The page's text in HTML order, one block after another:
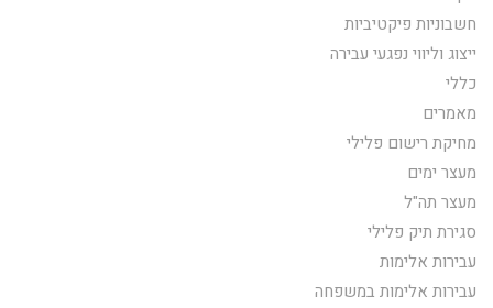
חשבוניות פיקטיביות
ייצוג וליווי נפגעי עבירה
כללי
מאמרים
מחיקת רישום פלילי
מעצר ימים
מעצר תה"ל
סגירת תיק פלילי
עבירות אלימות
עבירות אלימות במשפחה